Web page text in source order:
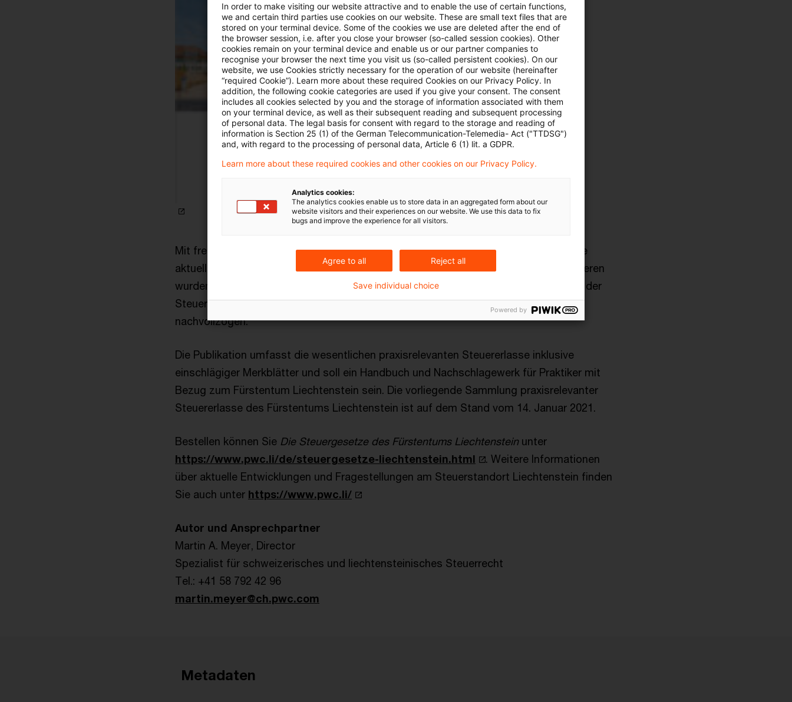
Mit freundlicher Genehmigung der OECD in Paris wurde in dieser Ausgabe erneut die
aktuelle Version des OECD Musterabkommens (Version 2017) abgedruckt. Des Weiteren
wurden diverse redaktionelle Änderungen in den übrigen einschlägigen Merkblättern der
Steuerverwaltung des Fürstentums Liechtensteins in der vorliegenden Sammlung
nachvollzogen.
Die Publikation umfasst die wesentlichen praxisrelevanten Steuererlasse inklusive
einschlägiger Merkblätter und soll ein Handbuch und Nachschlagewerk für Praktiker mit
Bezug zum Fürstentum Liechtenstein sein. Die vorliegende Sammlung praxisrelevanter
Steuererlasse des Fürstentums Liechtenstein ist auf dem Stand vom 14. Januar 2021.
Bestellen können Sie Die Steuergesetze des Fürstentums Liechtensteinunter
https://www.pwc.li/de/steuergesetze-liechtenstein.html
. Weitere Informationen
über aktuelle Entwicklungen und Fragestellungen am Steuerstandort Liechtenstein finden
Sie auch unter https://www.pwc.li/
Autor und Ansprechpartner
Martin A. Meyer, Director
Spezialist für schweizerisches und liechtensteinisches Steuerrecht
Tel.: +41 58 792 42 96
martin.meyer@ch.pwc.com
Metadaten
In order to make visiting our website attractive and to enable the use of certain functions,
we and certain third parties use cookies on our website. These are small text files that are
stored on your terminal device. Some of the cookies we use are deleted after the end of
the browser session, i.e. after you close your browser (so-called session cookies). Other
cookies remain on your terminal device and enable us or our partner companies to
recognise your browser the next time you visit us (so-called persistent cookies). On our
website, we use Cookies strictly necessary for the operation of our website (hereinafter
“required Cookie”). Learn more about these required Cookies on our Privacy Policy. In
addition, the following cookie categories are used if you give your consent. The consent
includes all cookies selected by you and the storage of information associated with them
on your terminal device, as well as their subsequent reading and subsequent processing
of personal data. The legal basis for consent with regard to the storage and reading of
information is Section 25 (1) of the German Telecommunication-Telemedia- Act ("TTDSG")
and, with regard to the processing of personal data, Article 6 (1) lit. a GDPR.
Learn more about these required cookies and other cookies on our Privacy Policy.
Analytics cookies:
The analytics cookies enable us to store data in an aggregated form about our
website visitors and their experiences on our website. We use this data to fix
bugs and improve the experience for all visitors.
Agree to all Reject all
Save individual choice
Powered by